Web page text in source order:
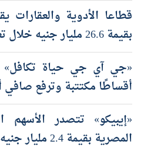
قطاعا الأدوية والعقارات
بقيمة 26.6 مليار جنيه خلال تعاملات اليوم
أقساطًا مكتتبة وترفع صافي
«إيبيكو» تتصدر الأسهم
المصرية بقيمة 2.4 مليار جنيه